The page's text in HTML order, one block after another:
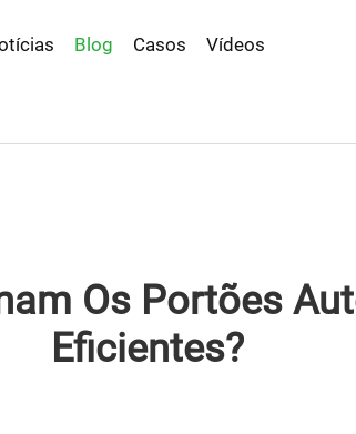
Blog Casos Vídeos
Os Portões
Eficientes?